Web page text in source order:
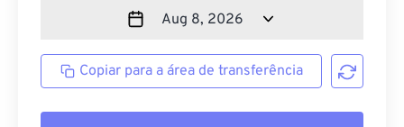
Copiar para a área de transferência